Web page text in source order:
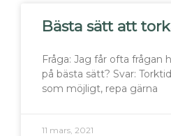
Bästa sätt att
Fråga: Jag får ofta frågan
på bästa sätt? Svar:
som möjligt, repa gärna
11 mars, 2021